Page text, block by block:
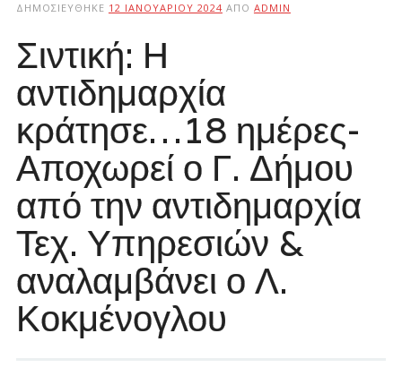
ΔΗΜΟΣΙΕΎΘΗΚΕ 12 ΙΑΝΟΥΑΡΊΟΥ 2024 ΑΠΌ ADMIN
Σιντική: Η
αντιδημαρχία
κράτησε…18 ημέρες-
Αποχωρεί ο Γ. Δήμου
από την αντιδημαρχία
Τεχ. Υπηρεσιών &
αναλαμβάνει ο Λ.
Κοκμένογλου